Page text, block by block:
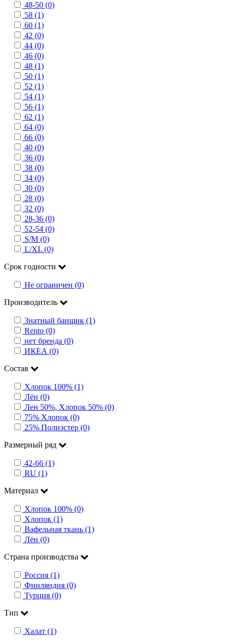
48-50 (0)
58 (1)
60 (1)
42 (0)
44 (0)
46 (0)
48 (1)
50 (1)
52 (1)
54 (1)
56 (1)
62 (1)
64 (0)
66 (0)
40 (0)
36 (0)
38 (0)
34 (0)
30 (0)
28 (0)
32 (0)
28-36 (0)
52-54 (0)
S/M (0)
L/XL (0)
Срок годности
Не ограничен (0)
Производитель
Знатный банщик (1)
Rento (0)
нет бренда (0)
ИКЕА (0)
Состав
Хлопок 100% (1)
Лён (0)
Лен 50%, Хлопок 50% (0)
75% Хлопок (0)
25% Полиэстер (0)
Размерный ряд
42-66 (1)
RU (1)
Материал
Хлопок 100% (0)
Хлопок (1)
Вафельная ткань (1)
Лён (0)
Страна производства
Россия (1)
Финляндия (0)
Турция (0)
Тип
Халат (1)